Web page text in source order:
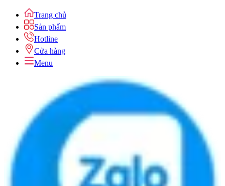
Trang chủ
Sản phẩm
Hotline
Cửa hàng
Menu